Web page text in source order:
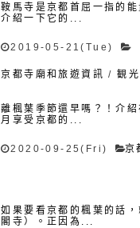
鞍馬寺是京都首屈一指的
介紹一下它的...
2019-05-21(Tue)
京都寺廟和旅遊資訊 /観
離楓葉季節還早嗎？！介
月享受京都的...
2020-09-25(Fri) 京
如果要看京都的楓葉的話
閣寺）。正因為...